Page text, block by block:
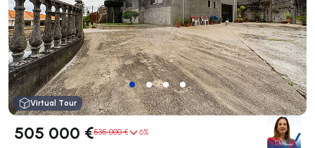
Virtual Tour
505 000 €535 000 € 6%